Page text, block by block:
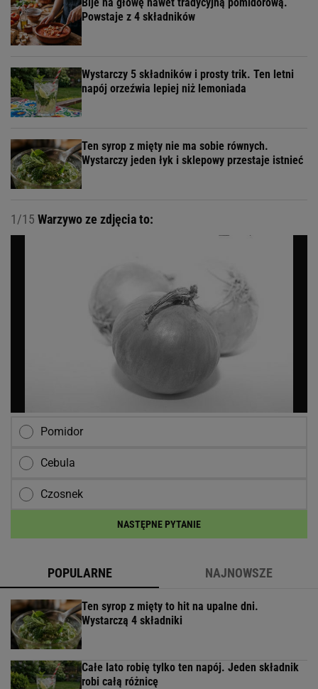
Powstaje z 4 składników
Wystarczy 5 składników i prosty trik. Ten letni
napój orzeźwia lepiej niż lemoniada
Ten syrop z mięty nie ma sobie równych.
Wystarczy jeden łyk i sklepowy przestaje istnieć
1/15 Warzywo ze zdjęcia to:
Pomidor
Cebula
Czosnek
NASTĘPNE PYTANIE
POPULARNE NAJNOWSZE
Ten syrop z mięty to hit na upalne dni.
Wystarczą 4 składniki
Całe lato robię tylko ten napój. Jeden składnik
robi całą różnicę